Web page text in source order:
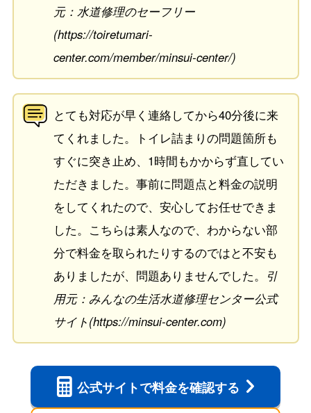
元：水道修理のセーフリー
(https://toiretumari-
center.com/member/minsui-center/)
とても対応が早く連絡してから40分後に来
てくれました。トイレ詰まりの問題箇所も
すぐに突き止め、1時間もかからず直してい
ただきました。事前に問題点と料金の説明
をしてくれたので、安心してお任せできま
した。こちらは素人なので、わからない部
分で料金を取られたりするのではと不安も
ありましたが、問題ありませんでした。 引
用元：みんなの生活水道修理センター公式
サイト(https://minsui-center.com)
公式サイトで料金を確認する